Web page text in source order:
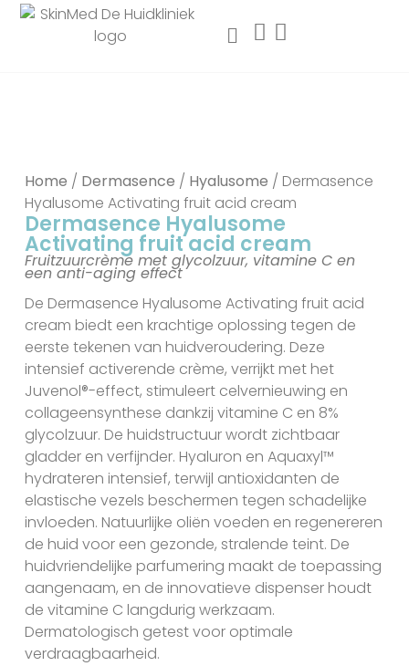
Home / Dermasence / Hyalusome / Dermasence
Hyalusome Activating fruit acid cream
Dermasence Hyalusome
Activating fruit acid cream
Fruitzuurcrème met glycolzuur, vitamine C en
een anti-aging effect
De Dermasence Hyalusome Activating fruit acid
cream biedt een krachtige oplossing tegen de
eerste tekenen van huidveroudering. Deze
intensief activerende crème, verrijkt met het
Juvenol®-effect, stimuleert celvernieuwing en
collageensynthese dankzij vitamine C en 8%
glycolzuur. De huidstructuur wordt zichtbaar
gladder en verfijnder. Hyaluron en Aquaxyl™
hydrateren intensief, terwijl antioxidanten de
elastische vezels beschermen tegen schadelijke
invloeden. Natuurlijke oliën voeden en regenereren
de huid voor een gezonde, stralende teint. De
huidvriendelijke parfumering maakt de toepassing
aangenaam, en de innovatieve dispenser houdt
de vitamine C langdurig werkzaam.
Dermatologisch getest voor optimale
verdraagbaarheid.